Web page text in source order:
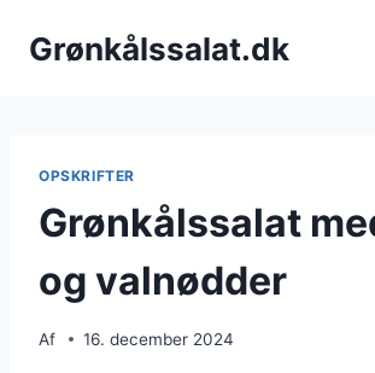
Grønkålssalat.dk
OPSKRIFTER
Grønkålssalat
og valnødder
Af 16. december 2024